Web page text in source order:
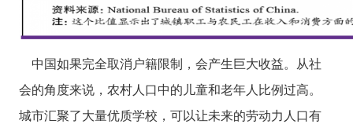
中国如果完全取消户籍限制，会产生巨大收益。从社
会的角度来说，农村人口中的儿童和老年人比例过高。
城市汇聚了大量优质学校，可以让未来的劳动力人口有